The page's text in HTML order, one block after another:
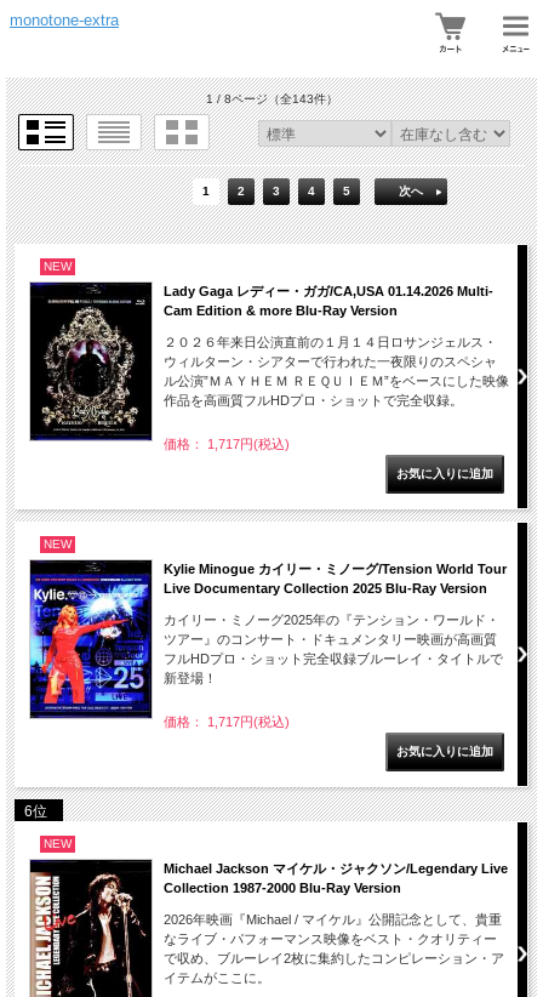
monotone-extra
1 / 8ページ（全143件）
1 2 3 4 5 次へ
NEW
Lady Gaga レディー・ガガ/CA,USA 01.14.2026 Multi-
Cam Edition & more Blu-Ray Version
２０２６年来日公演直前の１月１４日ロサンジェルス・
ウィルターン・シアターで行われた一夜限りのスペシャ
ル公演”ＭＡＹＨＥＭ ＲＥＱＵＩＥＭ”をベースにした映像
作品を高画質フルHDプロ・ショットで完全収録。
価格： 1,717円(税込)
NEW
Kylie Minogue カイリー・ミノーグ/Tension World Tour
Live Documentary Collection 2025 Blu-Ray Version
カイリー・ミノーグ2025年の『テンション・ワールド・
ツアー』のコンサート・ドキュメンタリー映画が高画質
フルHDプロ・ショット完全収録ブルーレイ・タイトルで
新登場！
価格： 1,717円(税込)
6位
NEW
Michael Jackson マイケル・ジャクソン/Legendary Live
Collection 1987-2000 Blu-Ray Version
2026年映画『Michael / マイケル』公開記念として、貴重
なライブ・パフォーマンス映像をベスト・クオリティー
で収め、ブルーレイ2枚に集約したコンピレーション・ア
イテムがここに。